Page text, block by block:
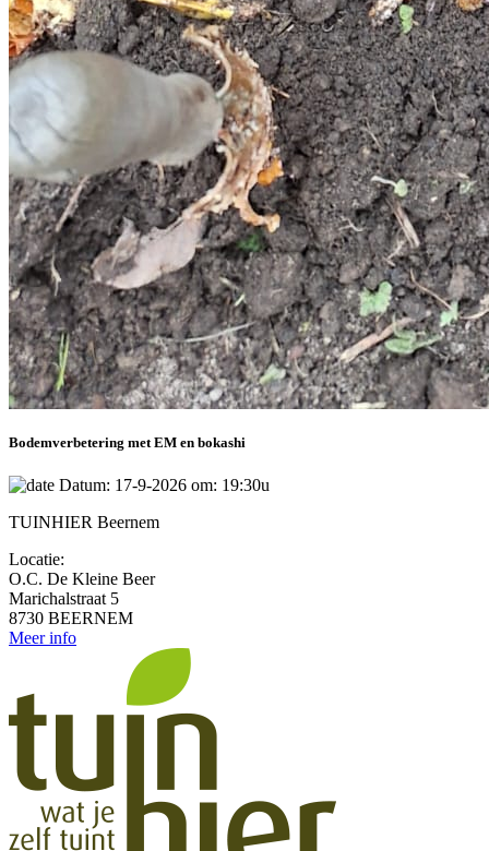
Bodemverbetering met EM en bokashi
Datum: 17-9-2026 om: 19:30u
TUINHIER Beernem
Locatie:
O.C. De Kleine Beer
Marichalstraat 5
8730 BEERNEM
Meer info